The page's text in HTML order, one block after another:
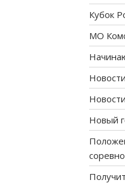
Кубок
МО
Новости
Новый